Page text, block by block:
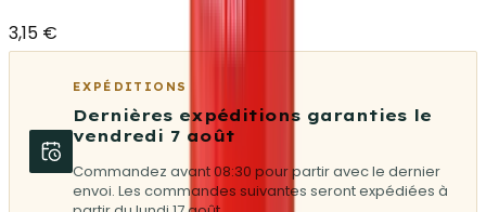
3,15 €
EXPÉDITIONS
Dernières expéditions garanties le
vendredi 7 août
Commandez avant 08:30 pour partir avec le dernier
envoi. Les commandes suivantes seront expédiées à